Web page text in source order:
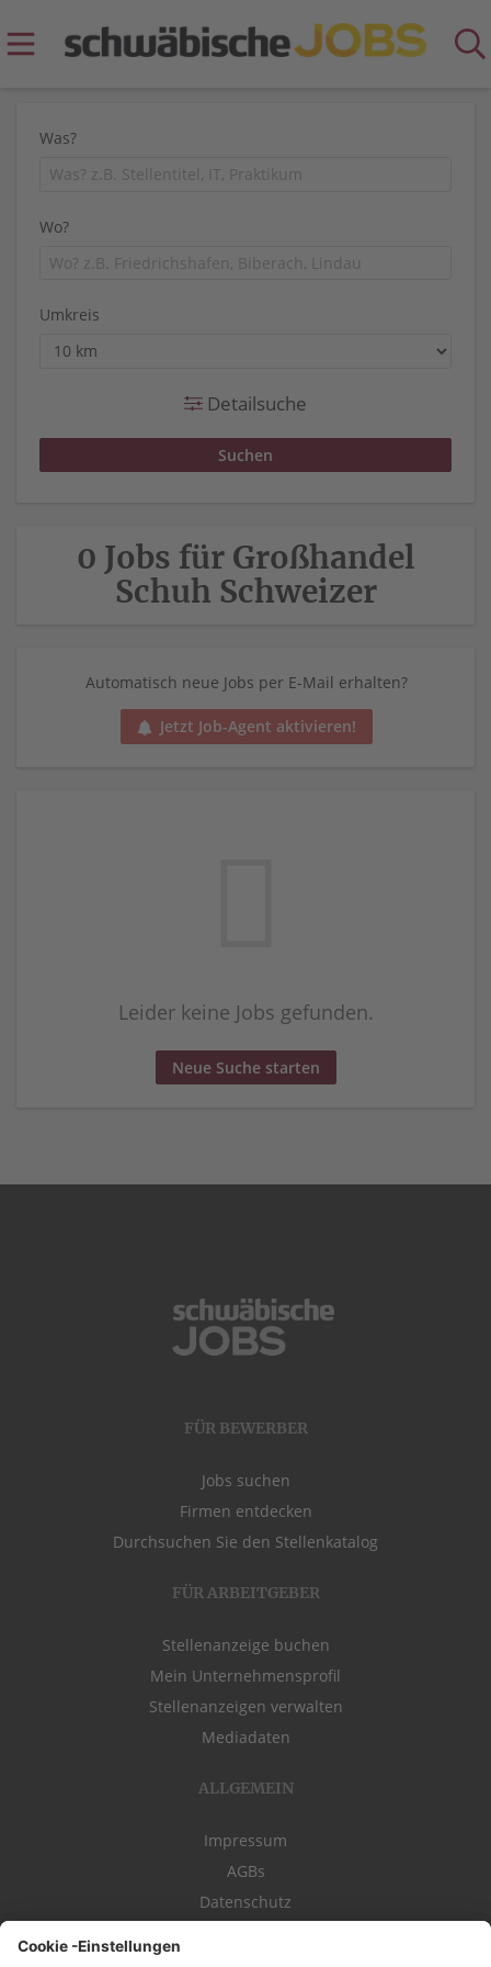
Was?
Wo?
Umkreis
Detailsuche
0 Jobs für Großhandel
Schuh Schweizer
Automatisch neue Jobs per E-Mail erhalten?
Jetzt Job-Agent aktivieren!
Leider keine Jobs gefunden.
Neue Suche starten
FÜR BEWERBER
Jobs suchen
Firmen entdecken
Durchsuchen Sie den Stellenkatalog
FÜR ARBEITGEBER
Stellenanzeige buchen
Mein Unternehmensprofil
Stellenanzeigen verwalten
Mediadaten
ALLGEMEIN
Impressum
AGBs
Datenschutz